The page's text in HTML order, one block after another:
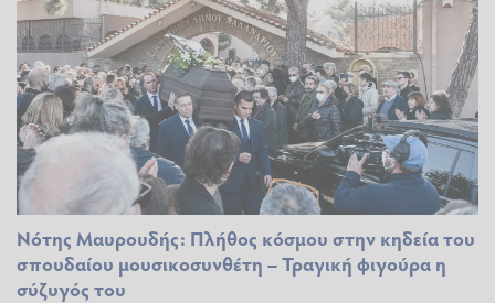
Νότης Μαυρουδής: Πλήθος κόσμου στην κηδεία του
σπουδαίου μουσικοσυνθέτη – Τραγική φιγούρα η
σύζυγός του